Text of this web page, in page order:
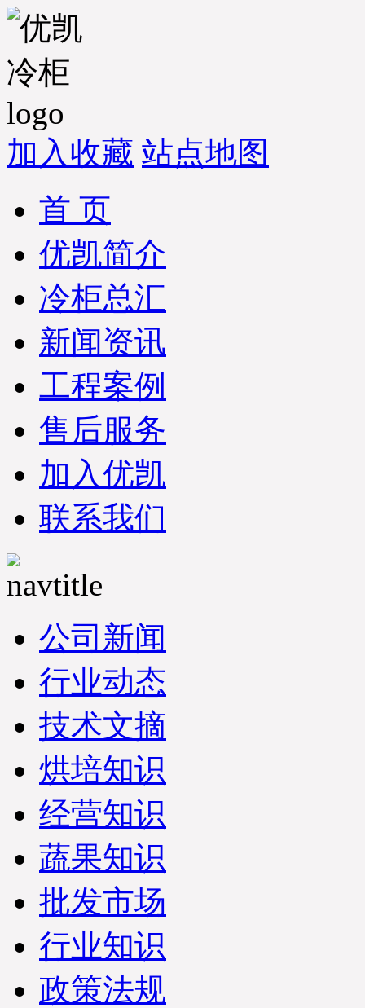
加入收藏 站点地图
首 页
优凯简介
冷柜总汇
新闻资讯
工程案例
售后服务
加入优凯
联系我们
公司新闻
行业动态
技术文摘
烘培知识
经营知识
蔬果知识
批发市场
行业知识
政策法规